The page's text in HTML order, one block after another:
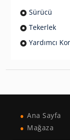
Sürücü
Tekerlek
Yardımcı
Ana Sayfa
Mağaza